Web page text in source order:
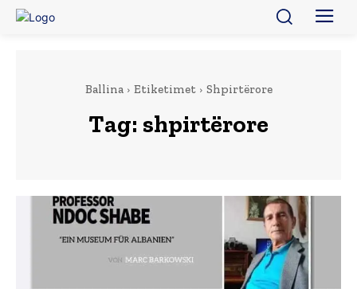
Ballina Etiketimet Shpirtërore
Tag: shpirtërore